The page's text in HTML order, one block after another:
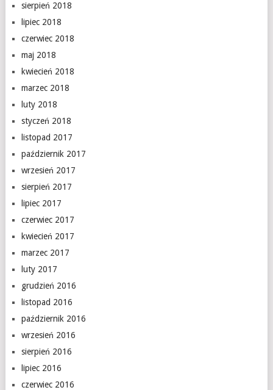
sierpień 2018
lipiec 2018
czerwiec 2018
maj 2018
kwiecień 2018
marzec 2018
luty 2018
styczeń 2018
listopad 2017
październik 2017
wrzesień 2017
sierpień 2017
lipiec 2017
czerwiec 2017
kwiecień 2017
marzec 2017
luty 2017
grudzień 2016
listopad 2016
październik 2016
wrzesień 2016
sierpień 2016
lipiec 2016
czerwiec 2016